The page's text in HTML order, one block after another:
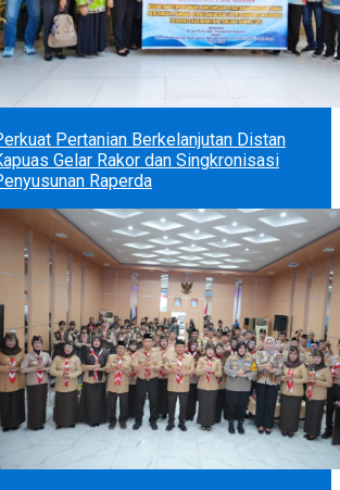
Pertanian Berkelanjutan Distan
Gelar Rakor dan Singkronisasi
Raperda